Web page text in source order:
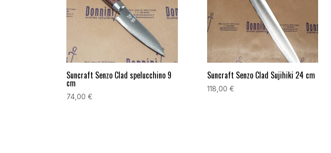
Suncraft Senzo Clad spelucchino 9
cm
74,00€
Suncraft Senzo Clad Sujihiki 24 cm
118,00 €